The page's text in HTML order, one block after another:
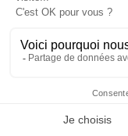
Facilité de
Meilleurs prix et